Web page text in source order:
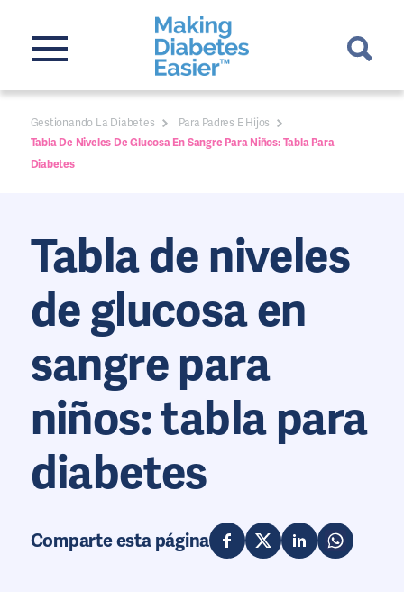
Gestionando La Diabetes
Para Padres E Hijos
Tabla De Niveles De Glucosa En Sangre Para Niños: Tabla Para
Diabetes
Tabla de niveles
de glucosa en
sangre para
niños: tabla para
diabetes
Comparte esta página